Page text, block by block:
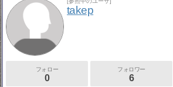
takep
フォロー
0
フォロワー
6